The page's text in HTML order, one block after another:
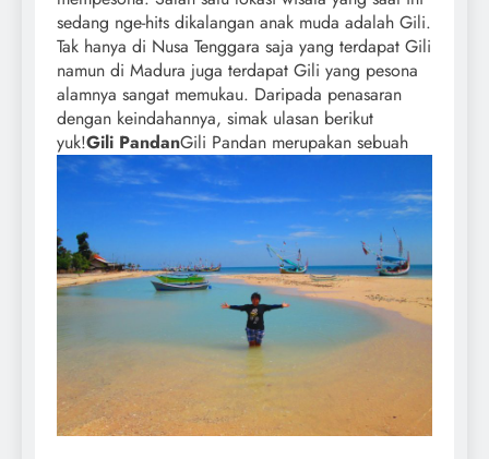
sedang nge-hits dikalangan anak muda adalah Gili.
Tak hanya di Nusa Tenggara saja yang terdapat Gili
namun di Madura juga terdapat Gili yang pesona
alamnya sangat memukau. Daripada penasaran
dengan keindahannya, simak ulasan berikut
yuk!Gili PandanGili Pandan merupakan sebuah